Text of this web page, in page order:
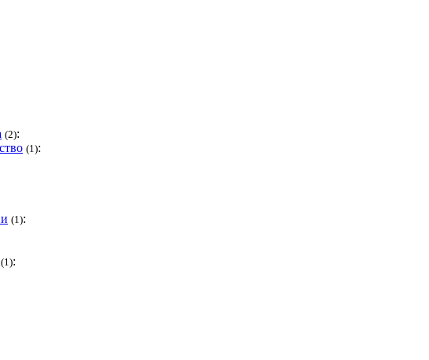
(2):
(1):
(1):
(1):